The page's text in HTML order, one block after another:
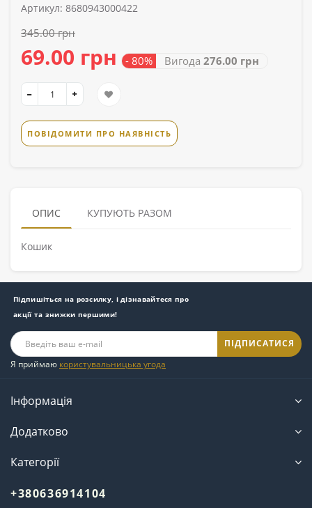
Артикул: 8680943000422
345.00 грн
69.00 грн - 80% Вигода 276.00 грн
ПОВІДОМИТИ ПРО НАЯВНІСТЬ
ОПИС КУПУЮТЬ РАЗОМ
Кошик
Підпишіться на розсилку, і дізнавайтеся про
акції та знижки першими!
ПІДПИСАТИСЯ
Я приймаю користувальницька угода
Інформація
Додатково
Категорії
+380636914104